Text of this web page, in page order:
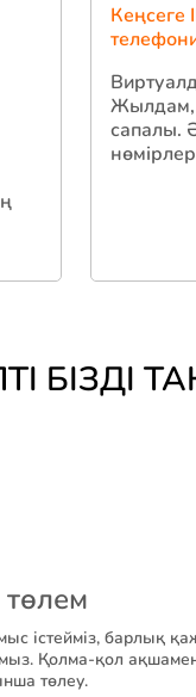
Кеңсеге
Жылдам,
сапалы.
нөмірлер
БІЗДІ
істейміз, барлық
Қолма-қол
төлеу.